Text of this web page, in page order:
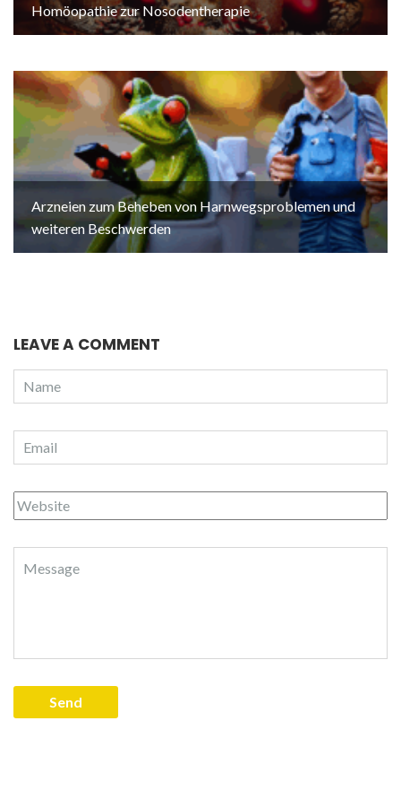
Homöopathie zur Nosodentherapie
Arzneien zum Beheben von Harnwegsproblemen und
weiteren Beschwerden
LEAVE A COMMENT